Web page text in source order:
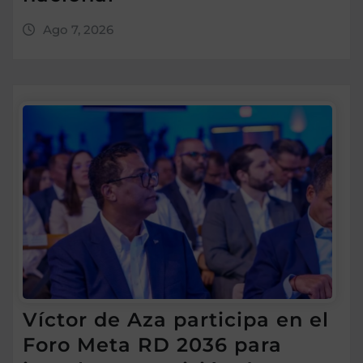
Ago 7, 2026
Víctor de Aza participa en el
Foro Meta RD 2036 para